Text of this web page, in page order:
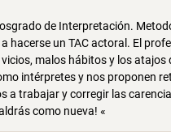
de Interpretación.
hacerse un TAC actoral. El
malos hábitos y los atajos
intérpretes y nos proponen
a trabajar y corregir las
como nueva! «